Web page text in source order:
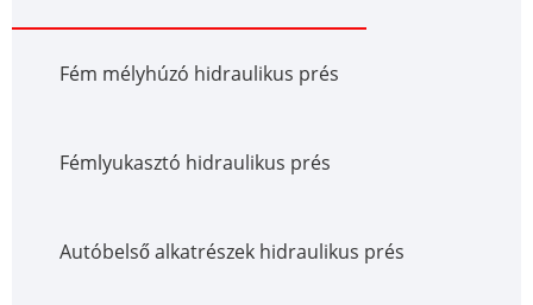
Fém mélyhúzó hidraulikus prés
Fémlyukasztó hidraulikus prés
Autóbelső alkatrészek hidraulikus prés